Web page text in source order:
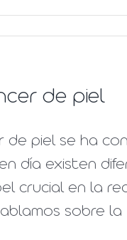
de piel
de piel se ha
día existen
crucial en la
sobre la